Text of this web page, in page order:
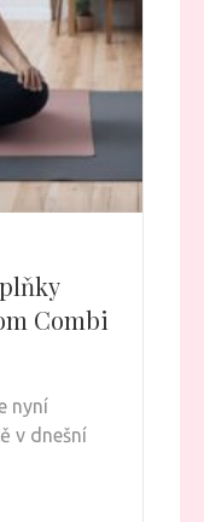
Combi
nyní
v dnešní